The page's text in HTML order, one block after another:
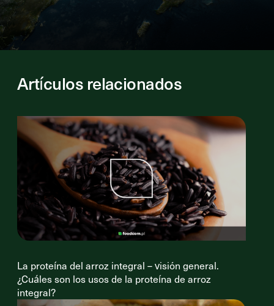
Artículos relacionados
La proteína del arroz integral – visión general.
¿Cuáles son los usos de la proteína de arroz
integral?